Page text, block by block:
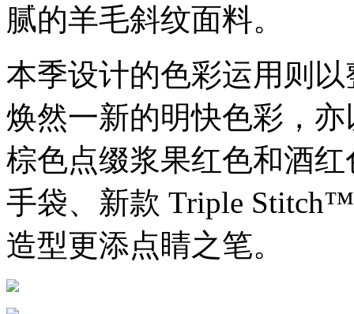
腻的羊毛斜纹面料。
本季设计的色彩运用则
焕然一新的明快色彩，
棕色点缀浆果红色和酒
手袋、新款 Triple
造型更添点睛之笔。